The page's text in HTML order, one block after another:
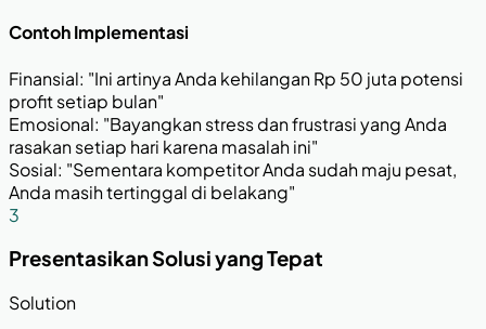
Contoh Implementasi
Finansial: "Ini artinya Anda kehilangan Rp 50 juta potensi
profit setiap bulan"
Emosional: "Bayangkan stress dan frustrasi yang Anda
rasakan setiap hari karena masalah ini"
Sosial: "Sementara kompetitor Anda sudah maju pesat,
Anda masih tertinggal di belakang"
3
Presentasikan Solusi yang Tepat
Solution